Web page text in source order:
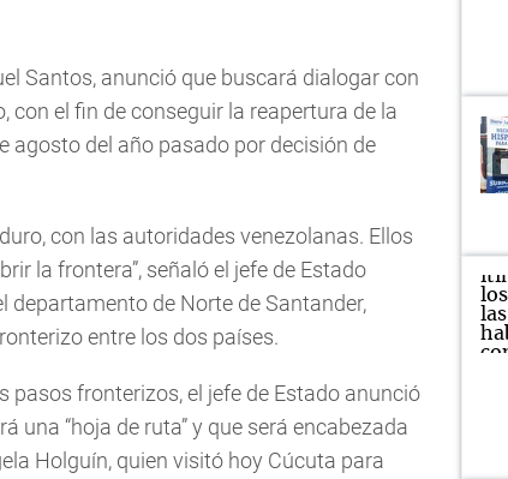
Santos, anunció que buscará dialogar con
con el fin de conseguir la reapertura de la
agosto del año pasado por decisión de
con las autoridades venezolanas. Ellos
la frontera”, señaló el jefe de Estado
departamento de Norte de Santander,
entre los dos países.
pasos fronterizos, el jefe de Estado anunció
una “hoja de ruta” y que será encabezada
Holguín, quien visitó hoy Cúcuta para